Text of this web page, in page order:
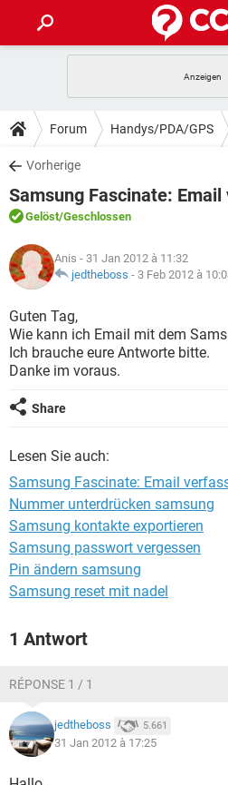
ANDROID
WINDOWS 10
WHATSAPP
FACEBOOK
TIPPS & TRICKS
SPIELE
WINDOWS 10
WHATSAPP
FACEBOOK
DOWNLOADS
SPIELE
ANDROID
WINDOWS 10
WHATSAPP
FACEBOOK
FORUM
SPIELE
ANDROID
WHATSAPP
FACEBOOK
LEXIKON
SPIELE
ANDROID
WINDOWS 10
FACEBOOK
Forum Handys/PDA/GPS
Vorherige
Samsung Fascinate: Email
Gelöst/Geschlossen
Anis - 31 Jan 2012 à 11:32
jedtheboss - 3 Feb 2012 à
Guten Tag,
Wie kann ich Email mit dem
Ich brauche eure Antworte bitte.
Danke im voraus.
Share
Lesen Sie auch:
Samsung Fascinate: Email
Nummer unterdrücken samsung
Samsung kontakte exportieren
Samsung passwort vergessen
Pin ändern samsung
Samsung reset mit nadel
1 Antwort
RÉPONSE 1 / 1
jedtheboss 5.661
31 Jan 2012 à 17:25